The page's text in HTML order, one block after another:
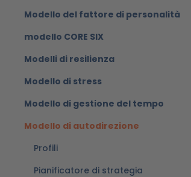
Modello del fattore di personalità
modello CORE SIX
Modelli di resilienza
Modello di stress
Modello di gestione del tempo
Modello di autodirezione
Profili
Pianificatore di strategia